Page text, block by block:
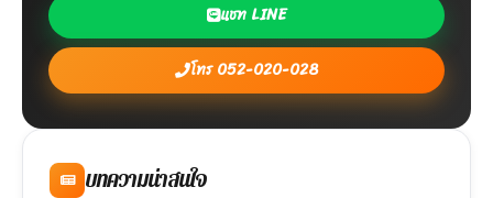
แชท LINE
โทร 052-020-028
บทความน่าสนใจ